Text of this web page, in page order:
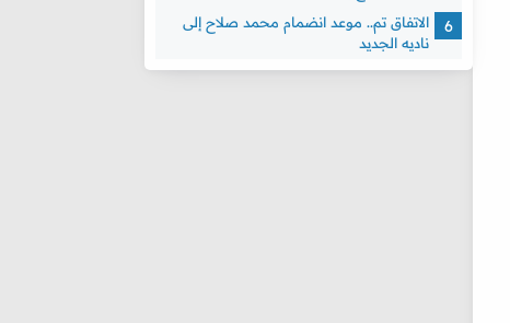
الاتفاق تم.. موعد انضمام محمد صلاح إلى
ناديه الجديد